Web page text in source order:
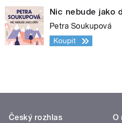
Nic nebude jako
Petra Soukupová
Koupit
Český rozhlas
O